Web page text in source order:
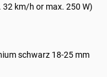
32 km/h or max. 250 W)
schwarz 18-25 mm